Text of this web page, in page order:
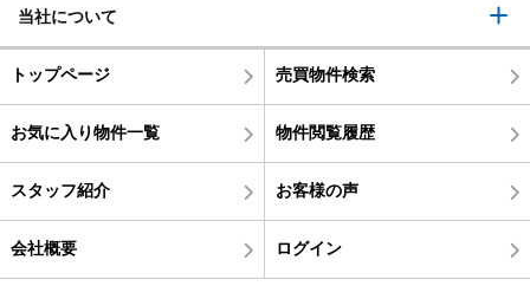
当社について
トップページ 売買物件検索
お気に入り物件一覧 物件閲覧履歴
スタッフ紹介 お客様の声
会社概要 ログイン